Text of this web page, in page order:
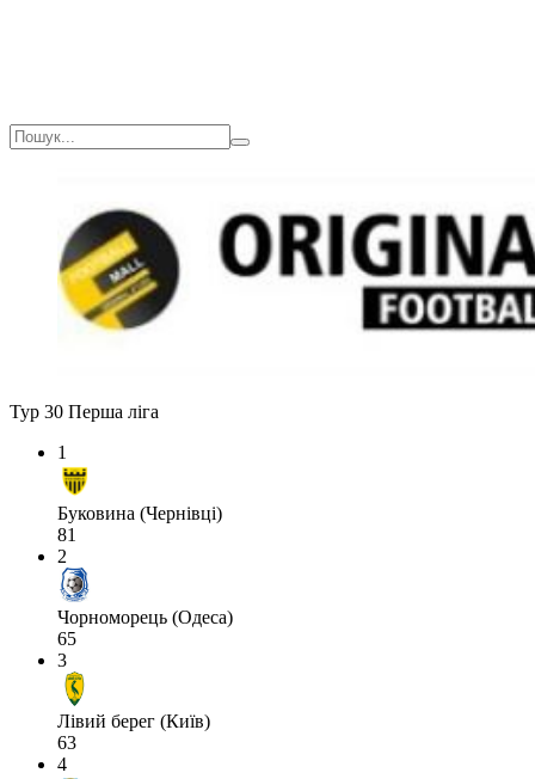
Тур 30 Перша ліга
1
Буковина (Чернівці)
81
2
Чорноморець (Одеса)
65
3
Лівий берег (Київ)
63
4